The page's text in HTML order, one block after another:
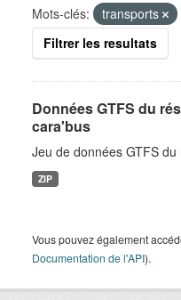
Mots-clés: transports
Filtrer les resultats
Données GTFS du
cara'bus
Jeu de données GTFS
ZIP
Vous pouvez également
Documentation de l'API).